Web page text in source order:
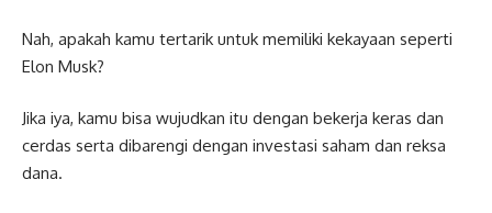
Nah, apakah kamu tertarik untuk memiliki kekayaan seperti
Elon Musk?
Jika iya, kamu bisa wujudkan itu dengan bekerja keras dan
cerdas serta dibarengi dengan investasi saham dan reksa
dana.